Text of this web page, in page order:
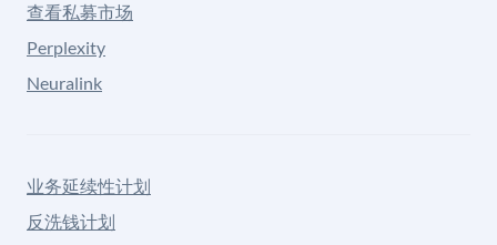
查看私募市场
Perplexity
Neuralink
业务延续性计划
反洗钱计划